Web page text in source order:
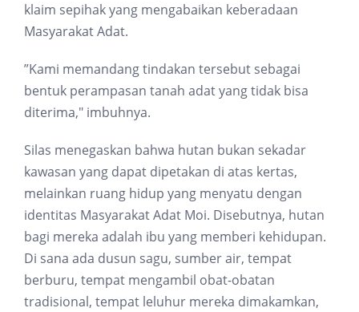
klaim sepihak yang mengabaikan keberadaan
Masyarakat Adat.
”Kami memandang tindakan tersebut sebagai
bentuk perampasan tanah adat yang tidak bisa
diterima," imbuhnya.
Silas menegaskan bahwa hutan bukan sekadar
kawasan yang dapat dipetakan di atas kertas,
melainkan ruang hidup yang menyatu dengan
identitas Masyarakat Adat Moi. Disebutnya, hutan
bagi mereka adalah ibu yang memberi kehidupan.
Di sana ada dusun sagu, sumber air, tempat
berburu, tempat mengambil obat-obatan
tradisional, tempat leluhur mereka dimakamkan,